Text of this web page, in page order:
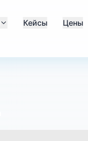
Кейсы Цены